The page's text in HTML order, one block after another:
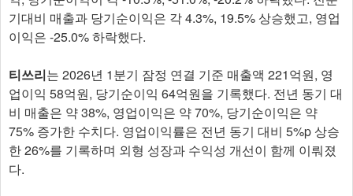
기대비 매출과 당기순이익은 각 4.3%, 19.5% 상승했고, 영업
이익은 -25.0% 하락했다.
티쓰리는 2026년 1분기 잠정 연결 기준 매출액 221억원, 영
업이익 58억원, 당기순이익 64억원을 기록했다. 전년 동기 대
비 매출은 약 38%, 영업이익은 약 70%, 당기순이익은 약
75% 증가한 수치다. 영업이익률은 전년 동기 대비 5%p 상승
한 26%를 기록하며 외형 성장과 수익성 개선이 함께 이뤄졌
다.